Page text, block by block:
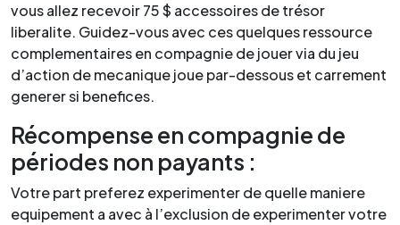
vous allez recevoir 75 $ accessoires de trésor
liberalite. Guidez-vous avec ces quelques ressource
complementaires en compagnie de jouer via du jeu
d’action de mecanique joue par-dessous et carrement
generer si benefices.
Récompense en compagnie de
périodes non payants :
Votre part preferez experimenter de quelle maniere
equipement a avec à l’exclusion de experimenter votre